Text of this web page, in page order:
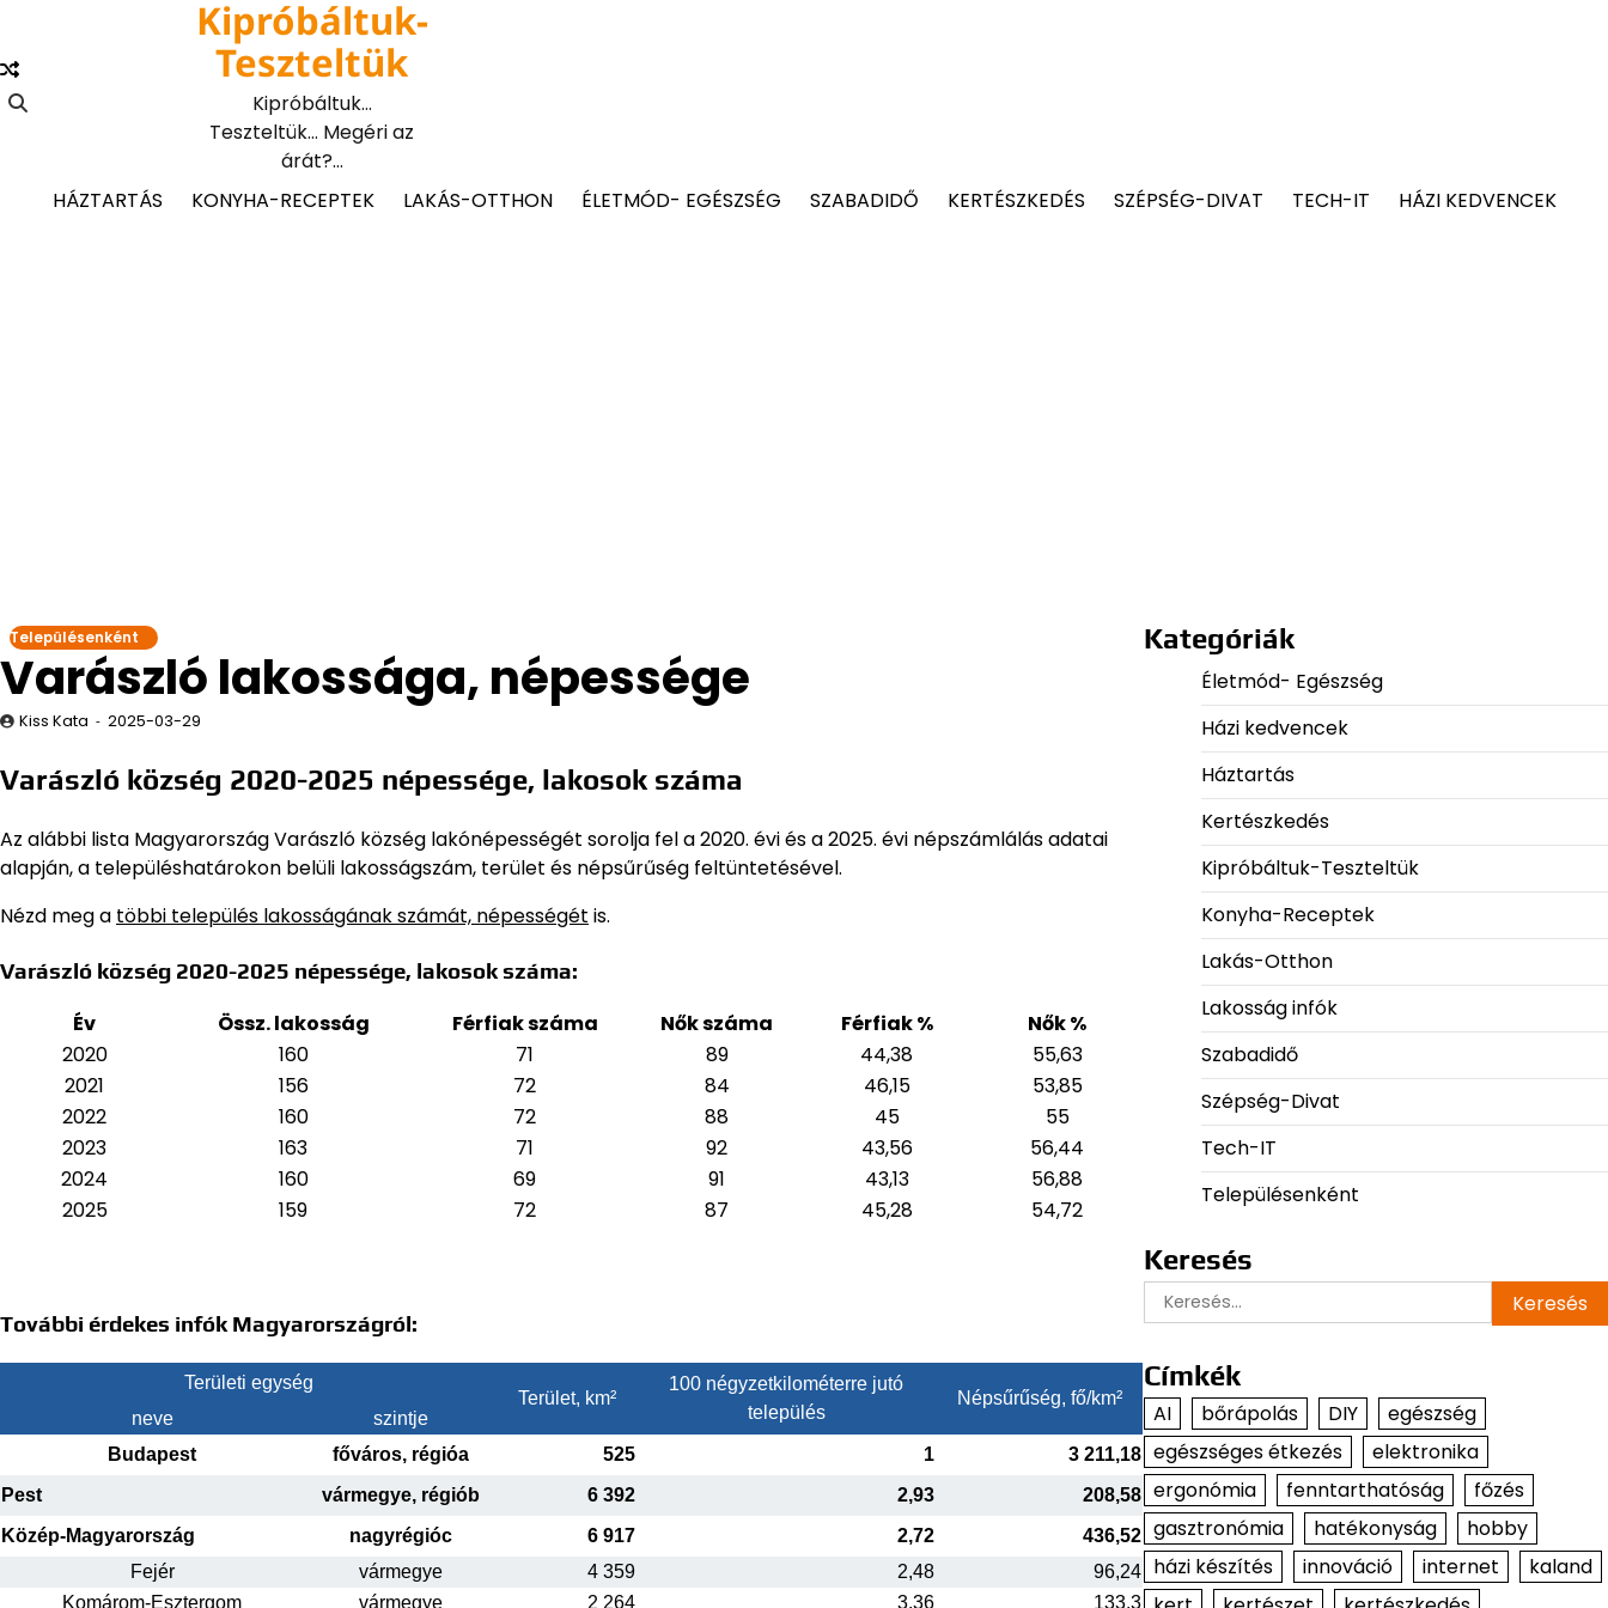
content
Kipróbáltuk-
Teszteltük
Kipróbáltuk…
Teszteltük… Megéri az
árát?…
HÁZTARTÁS
KONYHA-RECEPTEK LAKÁS-OTTHON ÉLETMÓD- EGÉSZSÉG SZABADIDŐ KERTÉSZKEDÉS SZÉPSÉG-DIVAT TECH-IT HÁZI KEDVENCEK
Településenként
Varászló lakossága, népessége
Kiss Kata 2025-03-29
Varászló község 2020-2025 népessége, lakosok száma
Az alábbi lista Magyarország Varászló község lakónépességét sorolja fel a 2020. évi és a 2025. évi népszámlálás adatai
alapján,a településhatárokon belüli lakosságszám, terület és népsűrűség feltüntetésével.
Nézd meg a többi település lakosságának számát, népességét is.
Varászló község 2020-2025 népessége, lakosok száma:
Év Össz. lakosság Férfiak száma Nők száma Férfiak %
Nők %
2020
160 71 89 44,38
55,63
2021
156 72 84 46,15
53,85
2022
160 72 88 45
55
2023
163 71 92 43,56
56,44
2024
160 69 91 43,13
56,88
2025
159 72 87 45,28 54,72
További érdekes infók Magyarországról:
Területi egység
Terület, km²
100 négyzetkilométerre jutó
település
Népsűrűség, fő/km²
neve
szintje
Budapest
főváros, régióa 525 1
3 211,18
Pest
vármegye, régiób 6 392 2,93
208,58
Közép-Magyarország
nagyrégióc 6 917 2,72
436,52
Fejér
vármegye 4 359 2,48
96,24
Komárom-Esztergom
vármegye 2 264 3,36 133,3
Kategóriák
Életmód- Egészség
Házi kedvencek
Háztartás
Kertészkedés
Kipróbáltuk-Teszteltük
Konyha-Receptek
Lakás-Otthon
Lakosság infók
Szabadidő
Szépség-Divat
Tech-IT
Településenként
Keresés
Keresés:
Címkék
AI bőrápolás DIY
egészség
egészséges étkezés
elektronika
ergonómia
fenntarthatóság
főzés
gasztronómia
hatékonyság
hobby
házi készítés
innováció internet
kaland